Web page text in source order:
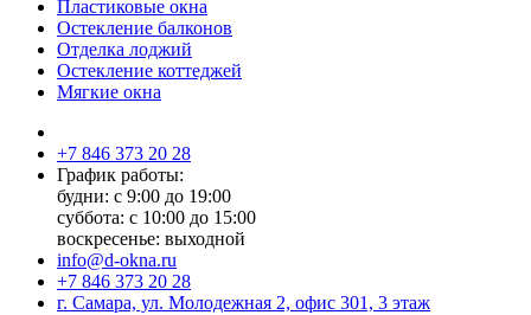
Пластиковые окна
Остекление балконов
Отделка лоджий
Остекление коттеджей
Мягкие окна
+7 846 373 20 28
График работы:
будни: с 9:00 до 19:00
суббота: с 10:00 до 15:00
воскресенье: выходной
info@d-okna.ru
+7 846 373 20 28
г. Самара, ул. Молодежная 2, офис 301, 3 этаж